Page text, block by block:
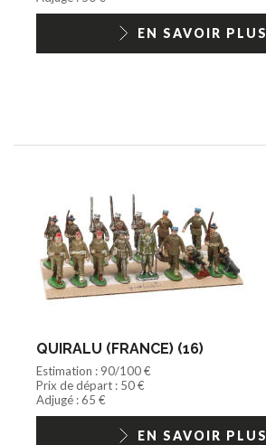
EN SAVOIR PLUS
QUIRALU (FRANCE) (16)
Estimation : 90/100 €
Prix de départ : 50 €
Adjugé : 65 €
EN SAVOIR PLUS